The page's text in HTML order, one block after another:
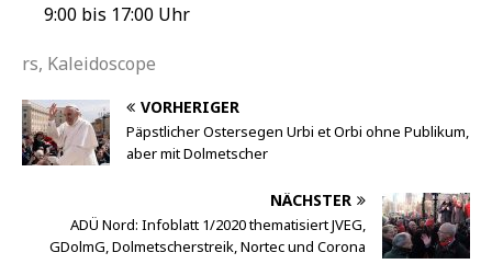
9:00 bis 17:00 Uhr
rs, Kaleidoscope
VORHERIGER
Päpstlicher Ostersegen Urbi et Orbi ohne Publikum,
aber mit Dolmetscher
NÄCHSTER
ADÜ Nord: Infoblatt 1/2020 thematisiert JVEG,
GDolmG, Dolmetscherstreik, Nortec und Corona